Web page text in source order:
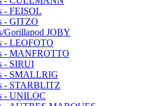
- FEISOL
- GITZO
Gorillapod JOBY
- LEOFOTO
- MANFROTTO
- SIRUI
- SMALLRIG
- STARBLITZ
- UNILOC